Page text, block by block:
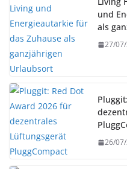
und
als
27/
26/